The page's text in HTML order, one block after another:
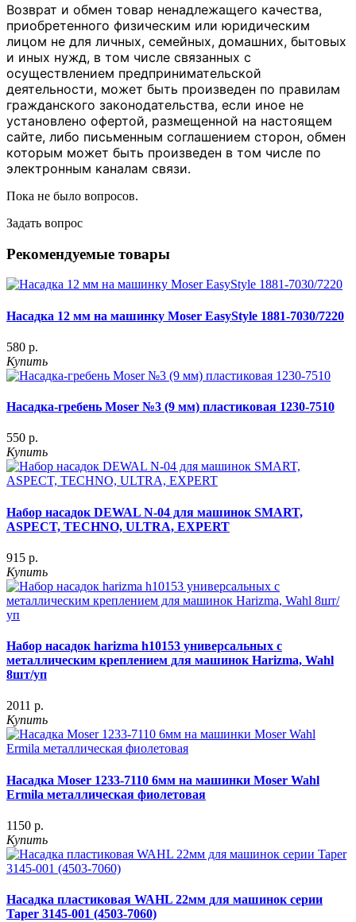
Возврат и обмен товар ненадлежащего качества,
приобретенного физическим или юридическим
лицом не для личных, семейных, домашних, бытовых
и иных нужд, в том числе связанных с
осуществлением предпринимательской
деятельности, может быть произведен по правилам
гражданского законодательства, если иное не
установлено офертой, размещенной на настоящем
сайте, либо письменным соглашением сторон, обмен
которым может быть произведен в том числе по
электронным каналам связи.
Пока не было вопросов.
Задать вопрос
Рекомендуемые товары
Насадка 12 мм на машинку Moser EasyStyle 1881-7030/7220
580 р.
Купить
Насадка-гребень Moser №3 (9 мм) пластиковая 1230-7510
550 р.
Купить
Набор насадок DEWAL N-04 для машинок SMART,
ASPECT, TECHNO, ULTRA, EXPERT
915 р.
Купить
Набор насадок harizma h10153 универсальных с
металлическим креплением для машинок Harizma, Wahl
8шт/уп
2011 р.
Купить
Насадка Moser 1233-7110 6мм на машинки Moser Wahl
Ermila металлическая фиолетовая
1150 р.
Купить
Насадка пластиковая WAHL 22мм для машинок серии
Taper 3145-001 (4503-7060)